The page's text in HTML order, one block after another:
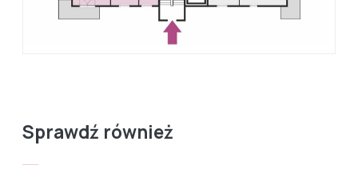
Sprawdź również